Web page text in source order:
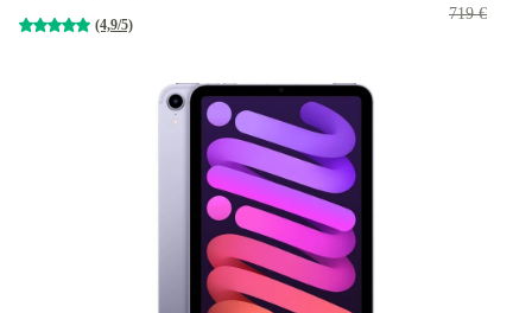
(4,9/5)
719 €